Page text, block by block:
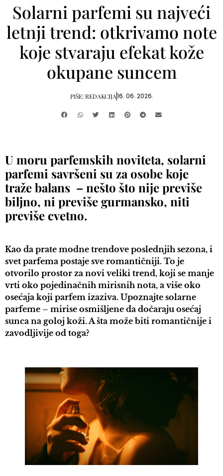
Solarni parfemi su najveći
letnji trend: otkrivamo note
koje stvaraju efekat kože
okupane suncem
PIŠE:REDAKCIJA16. 06. 2026.
U moru parfemskih noviteta, solarni
parfemi savršeni su za osobe koje
traže balans – nešto što nije previše
biljno, ni previše gurmansko, niti
previše cvetno.
Kao da prate modne trendove poslednjih sezona, i
svet parfema postaje sve romantičniji. To je
otvorilo prostor za novi veliki trend, koji se manje
vrti oko pojedinačnih mirisnih nota, a više oko
osećaja koji parfem izaziva. Upoznajte solarne
parfeme – mirise osmišljene da dočaraju osećaj
sunca na goloj koži. A šta može biti romantičnije i
zavodljivije od toga?